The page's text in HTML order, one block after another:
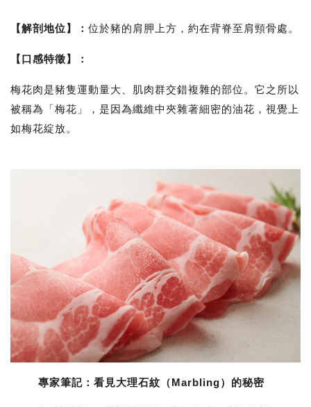
【解剖地位】 ： 位於豬的肩胛上方，約在背脊至肩頸骨處。
【口感特徵】 ：
梅花肉是豬隻運動量大、肌肉群交錯複雜的部位。它之所以
被稱為「梅花」，是因為纖維中夾雜著細密的油花，視覺上
如梅花綻放。
專家筆記： 看見大理石紋（Marbling）的秘密